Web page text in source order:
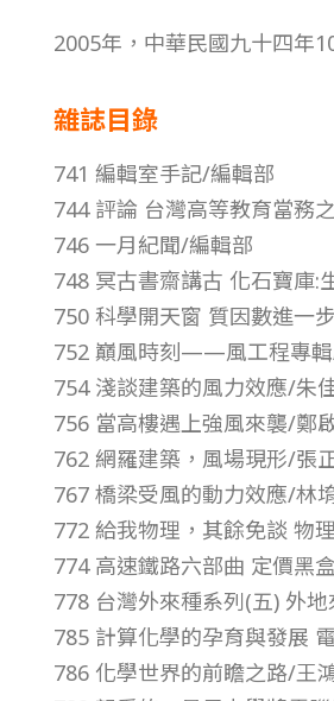
2
0
5
年
第
3
6
卷
第
1
2005年，中華民國九十四年
雜誌目錄
741 編輯室手記/編輯部
744 評論 台灣高等教育當務
746 一月紀聞/編輯部
748 冥古書齋講古 化石寶庫:
750 科學開天窗 質因數進一
752 巔風時刻——風工程專
754 淺談建築的風力效應/朱
756 當高樓遇上強風來襲/鄭
762 網羅建築，風場現形/張
767 橋梁受風的動力效應/林
772 給我物理，其餘免談 物
774 高速鐵路六部曲 定價黑
778 台灣外來種系列(五) 外
785 計算化學的孕育與發展
786 化學世界的前瞻之路/王